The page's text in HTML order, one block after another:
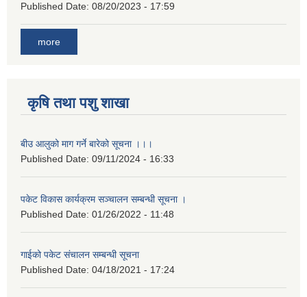
Published Date: 08/20/2023 - 17:59
more
कृषि तथा पशु शाखा
बीउ आलुको माग गर्ने बारेको सूचना ।।।
Published Date: 09/11/2024 - 16:33
पकेट विकास कार्यक्रम सञ्चालन सम्बन्धी सूचना ।
Published Date: 01/26/2022 - 11:48
गाईको पकेट संचालन सम्बन्धी सूचना
Published Date: 04/18/2021 - 17:24